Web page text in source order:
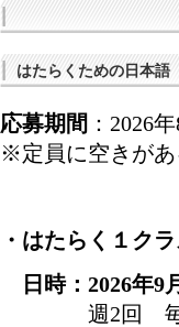
はたらくための日本語
応募期間 ：2026
※定員に空きが
・はたらく１ク
日時：2026年9
週2回 毎週